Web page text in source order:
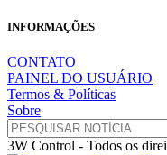
INFORMAÇÕES
CONTATO
PAINEL DO USUÁRIO
Termos & Políticas
Sobre
3W Control - Todos os